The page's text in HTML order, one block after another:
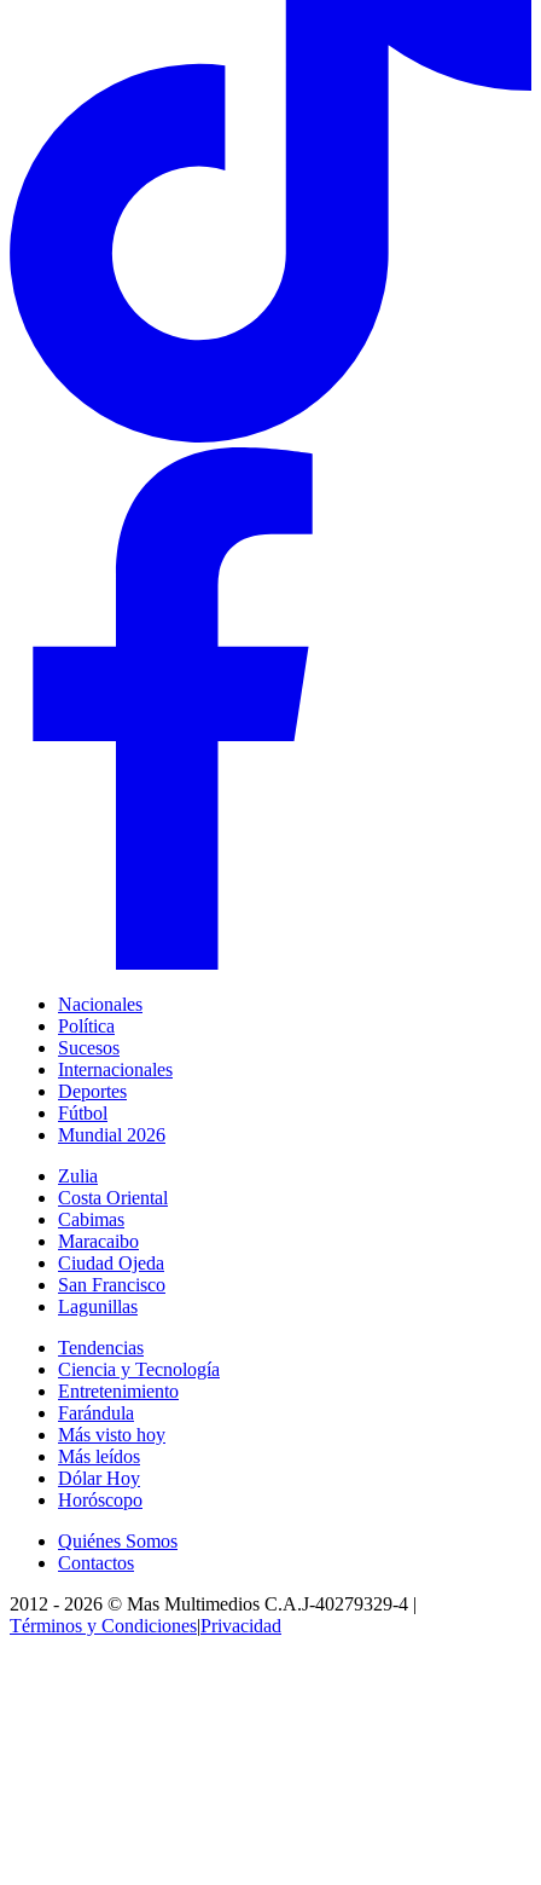
Nacionales
Política
Sucesos
Internacionales
Deportes
Fútbol
Mundial 2026
Zulia
Costa Oriental
Cabimas
Maracaibo
Ciudad Ojeda
San Francisco
Lagunillas
Tendencias
Ciencia y Tecnología
Entretenimiento
Farándula
Más visto hoy
Más leídos
Dólar Hoy
Horóscopo
Quiénes Somos
Contactos
2012 - 2026 © Mas Multimedios C.A.J-40279329-4 |
Términos y Condiciones|Privacidad